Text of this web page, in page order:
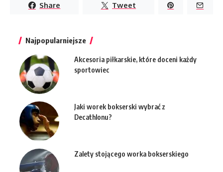
Share Tweet
Najpopularniejsze
Akcesoria piłkarskie, które doceni każdy
sportowiec
Jaki worek bokserski wybrać z
Decathlonu?
Zalety stojącego worka bokserskiego